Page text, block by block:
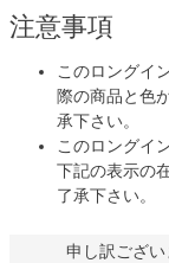
注意事項
このロングイ
際の商品と色
承下さい。
このロングイ
下記の表示の
了承下さい。
申し訳ござい